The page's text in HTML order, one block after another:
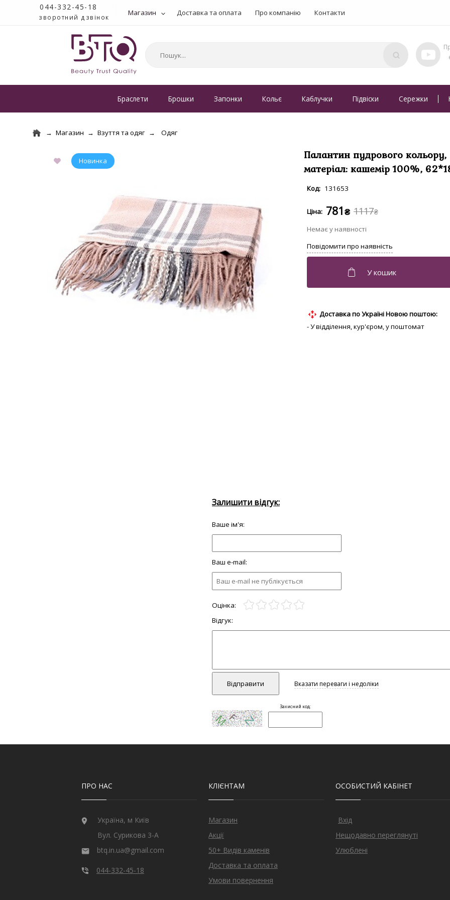
044-332-45-18
зворотний дзвінок Магазин Доставка та оплата Про компанію Контакти
Браслети Брошки Запонки Кольє Каблучки Підвіски Сережки
Магазин Взуття та одяг Одяг
Палантин пудрового кольору,
матеріал: кашемір 100%,
131653
1117₴
781₴
Доставка по Україні Новою поштою:
- У відділення, кур'єром, у поштомат
ПРО НАС
Україна, м Київ
Вул. Сурикова 3-А
btq.in.ua@gmail.com
044-332-45-18
КЛІЄНТАМ
Магазин
Акції
50+ Видів каменів
Доставка та оплата
Умови повернення
ОСОБИСТИЙ КАБІНЕТ
Вхід
Нещодавно переглянуті
Улюблені